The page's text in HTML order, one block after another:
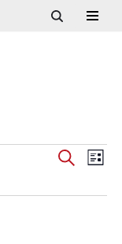
Suche
SucheListe